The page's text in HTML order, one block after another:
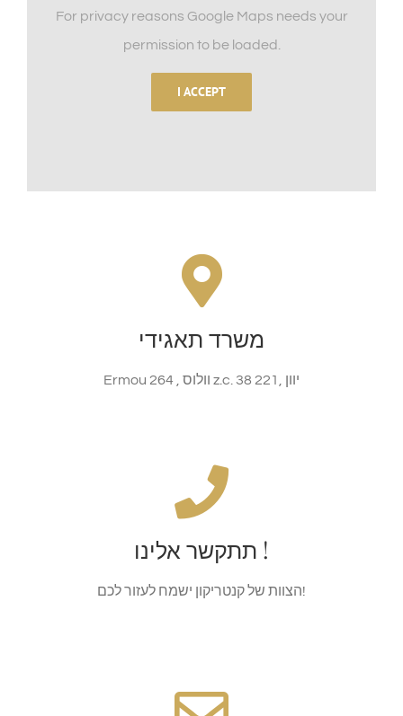
For privacy reasons Google Maps needs your
permission to be loaded.
I ACCEPT
משרד תאגידי
Ermou 264 , וולוס z.c. 38 221, יוון
לה הירונדלס נסיעות וולוס
תתקשר אלינו !
הצוות של קנטריקון ישמח לעזור לכם!
+30 קדומת יוון 2426032200
אנחנו ממתינים